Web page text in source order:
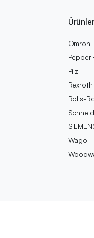
Omron
Pilz
Rexroth
Rolls-
Wago